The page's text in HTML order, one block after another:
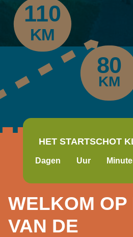
110
KM
80
KM
HET STARTSCHOT
Dagen Uur
WELKOM OP
VAN DE